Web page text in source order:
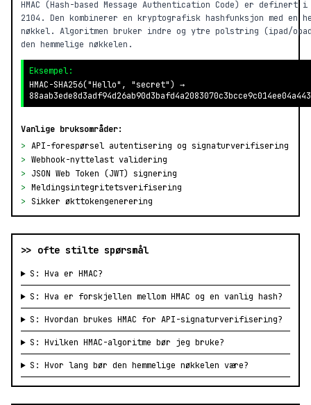
HMAC (Hash-based Message Authentication Code) er definert i
2104. Den kombinerer en kryptografisk hashfunksjon med en
nøkkel. Algoritmen bruker indre og ytre polstring (ipad/
den hemmelige nøkkelen.
Eksempel:
HMAC-SHA256("Hello", "secret") →
Vanlige bruksområder:
> API-forespørsel autentisering og signaturverifisering
> Webhook-nyttelast validering
>
JSON Web Token (JWT) signering
> Meldingsintegritetsverifisering
>
Sikker økttokengenerering
>> ofte stilte spørsmål
S: Hva er HMAC?
S: Hva er forskjellen mellom HMAC og en vanlig hash?
S: Hvordan brukes HMAC for API-signaturverifisering?
S: Hvilken HMAC-algoritme bør jeg bruke?
S: Hvor lang bør den hemmelige nøkkelen være?